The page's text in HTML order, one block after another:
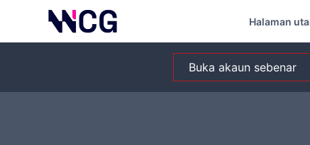
Halaman
Buka akaun sebenar